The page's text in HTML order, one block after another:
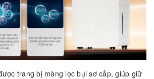
trang bị màng lọc bụi sơ cấp, giúp giữ